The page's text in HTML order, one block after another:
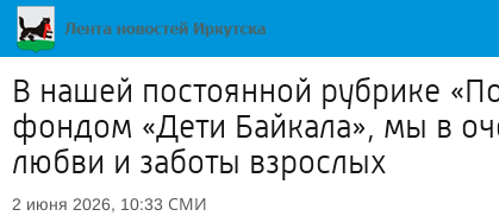
В нашей постоянной рубрике
фондом «Дети Байкала», мы в
любви и заботы взрослых
2 июня 2026, 10:33 СМИ